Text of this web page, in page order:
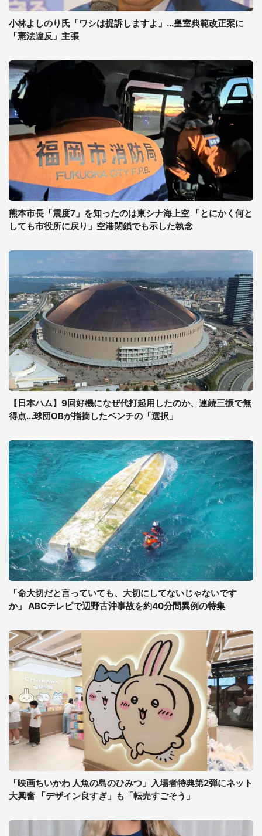
小林よしのり氏「ワシは提訴しますよ」...皇室典範改正案に
「憲法違反」主張
熊本市長「震度7」を知ったのは東シナ海上空 「とにかく何と
しても市役所に戻り」空港閉鎖でも示した執念
【日本ハム】9回好機になぜ代打起用したのか、連続三振で無
得点...球団OBが指摘したベンチの「選択」
「命大切だと言っていても、大切にしてないじゃないです
か」 ABCテレビで辺野古沖事故を約40分間異例の特集
「映画ちいかわ 人魚の島のひみつ」入場者特典第2弾にネット
大興奮 「デザイン良すぎ」も「転売すごそう」